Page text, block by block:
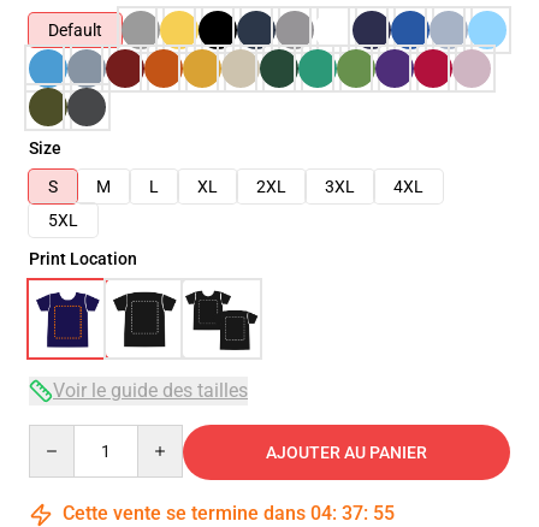
Default
Size
S
M L XL 2XL 3XL
4XL
5XL
Print Location
Voir le guide des tailles
AJOUTER AU PANIER
Cette vente se termine dans 04: 37: 54